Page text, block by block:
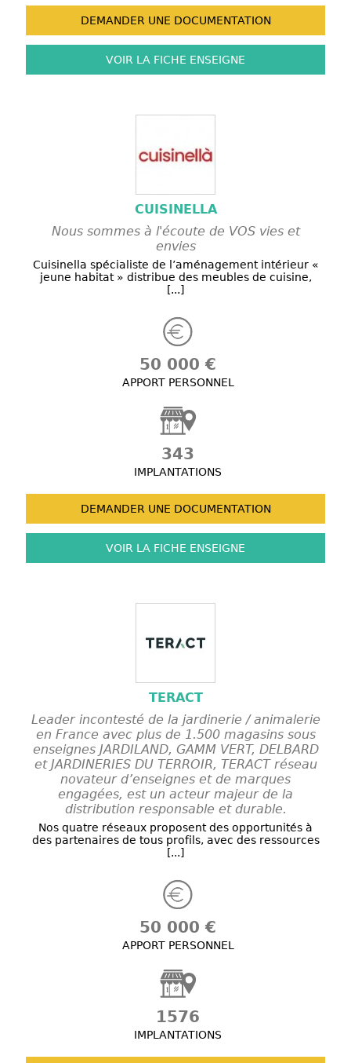
DEMANDER UNE DOCUMENTATION
VOIR LA FICHE ENSEIGNE
CUISINELLA
Nous sommes à l'écoute de VOS vies et
envies
Cuisinella spécialiste de l’aménagement intérieur «
jeune habitat » distribue des meubles de cuisine,
[...]
50 000 €
APPORT PERSONNEL
343
IMPLANTATIONS
DEMANDER UNE DOCUMENTATION
VOIR LA FICHE ENSEIGNE
TERACT
Leader incontesté de la jardinerie / animalerie
en France avec plus de 1.500 magasins sous
enseignes JARDILAND, GAMM VERT, DELBARD
et JARDINERIES DU TERROIR, TERACT réseau
novateur d’enseignes et de marques
engagées, est un acteur majeur de la
distribution responsable et durable.
Nos quatre réseaux proposent des opportunités à
des partenaires de tous profils, avec des ressources
[...]
50 000 €
APPORT PERSONNEL
1576
IMPLANTATIONS